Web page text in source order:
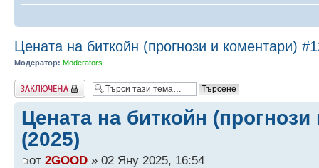
Цената на биткойн (прогнози и коментари)
Модератор: Moderators
Заключена
Цената на биткойн
(2025)
от 2GOOD » 02 Яну 2025, 16:54